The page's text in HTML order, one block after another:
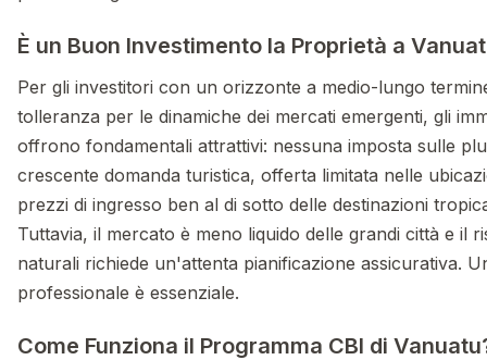
È un Buon Investimento la Proprietà a
Per gli investitori con un orizzonte a medio-lungo
tolleranza per le dinamiche dei mercati emergenti, gli
offrono fondamentali attrattivi: nessuna imposta sulle
crescente domanda turistica, offerta limitata nelle
prezzi di ingresso ben al di sotto delle destinazioni
Tuttavia, il mercato è meno liquido delle grandi città e il
naturali richiede un'attenta pianificazione assicurativa.
professionale è essenziale.
Come Funziona il Programma CBI di